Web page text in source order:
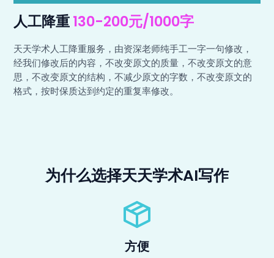
人工降重130-200元/1000字
天天学术人工降重服务，由资深老师纯手工一字一句修改，
经我们修改后的内容，不改变原文的质量，不改变原文的意
思，不改变原文的结构，不减少原文的字数，不改变原文的
格式，按时保质达到约定的重复率修改。
为什么选择天天学术AI写作
方便